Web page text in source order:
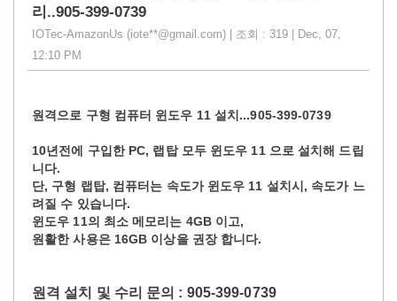
리..905-399-0739
IOTec-AmazonUs (iote**@gmail.com) | 조회 : 319 | Dec, 07,
12:10 PM
원격으로 구형 컴퓨터 윈도우 11 설치...905-399-0739
10년전에 구입한 PC, 랩탑 모두 윈도우 11 으로 설치해 드립
니다.
단, 구형 랩탑, 컴퓨터는 속도가 윈도우 11 설치시, 속도가 느
려질 수 있습니다.
윈도우 11의 최소 메모리는 4GB 이고,
원활한 사용은 16GB 이상을 권장 합니다.
원격 설치 및 수리 문의 : 905-399-0739